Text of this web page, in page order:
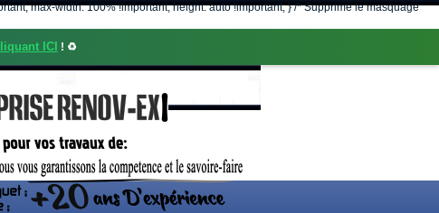
max-width: 100% !important; height: auto !important; } /* Supprime le masquage
ICI ! ♻️